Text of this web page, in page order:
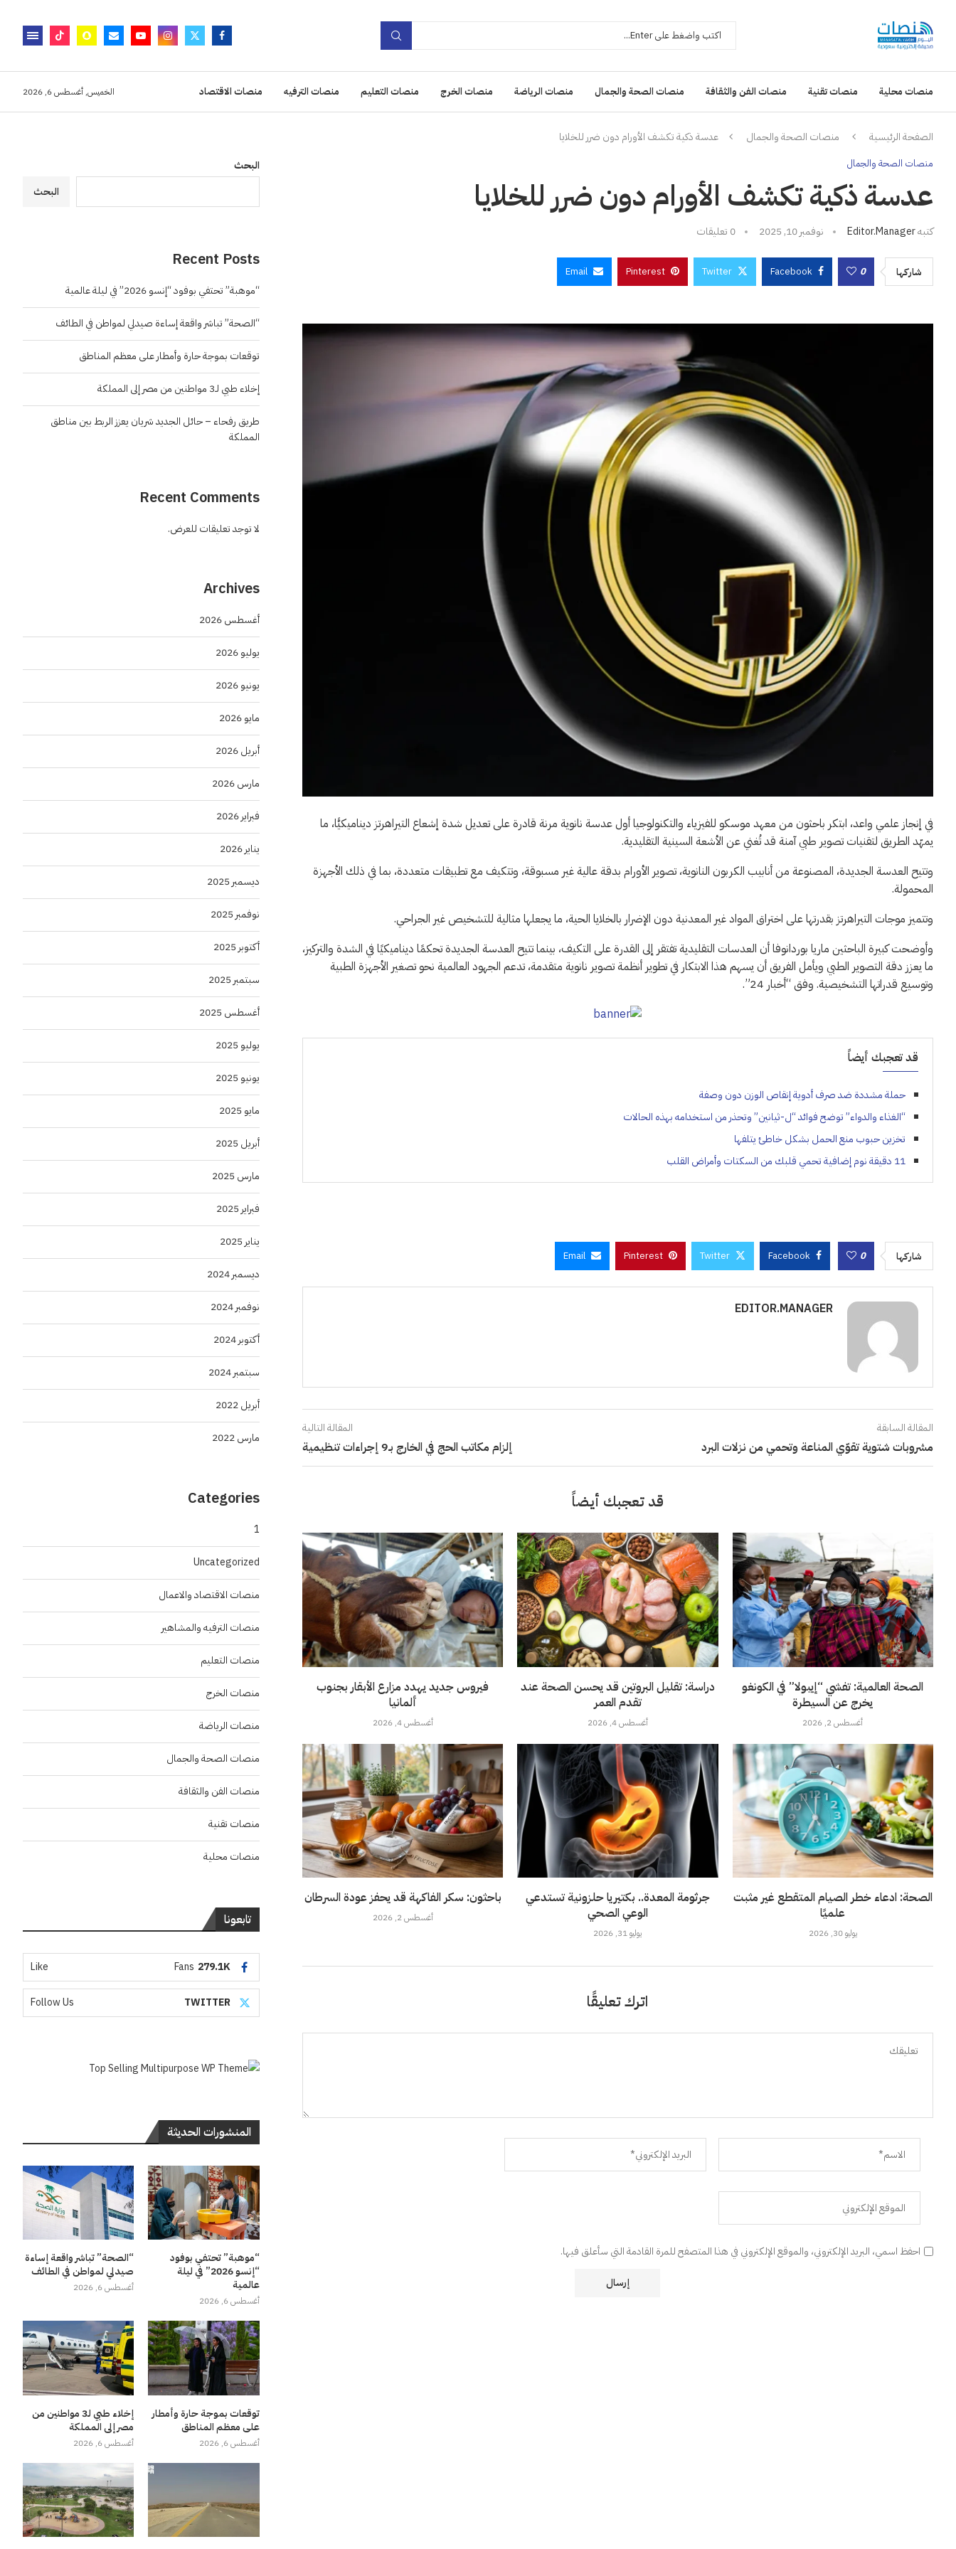
منصات محلية منصات تقنية منصات الفن والثقافة منصات الصحة والجمال منصات الرياضة منصات الخرج منصات التعليم منصات الترفيه منصات الاقتصاد الخميس, أغسطس 6, 2026
الصفحة الرئيسية منصات الصحة والجمال عدسة ذكية تكشف الأورام دون ضرر للخلايا
منصات الصحة والجمال
عدسة ذكية تكشف الأورام دون ضرر للخلايا
كتبهEditor.manager نوفمبر 10, 2025 0 تعليقات
شاركها 0
Facebook
Twitter
Pinterest
Email
في إنجاز علمي واعد، ابتكر باحثون من معهد موسكو للفيزياء والتكنولوجيا أول عدسة نانوية مرنة قادرة على تعديل شدة إشعاع التيراهرتز ديناميكيًّا، ما
يمهّد الطريق لتقنيات تصوير طبي آمنة قد تُغني عن الأشعة السينية التقليدية.
وتتيح العدسة الجديدة، المصنوعة من أنابيب الكربون النانوية، تصوير الأورام بدقة عالية غير مسبوقة، وتتكيف مع تطبيقات متعددة، بما في ذلك الأجهزة
المحمولة.
وتتميز موجات التيراهرتز بقدرتها على اختراق المواد غير المعدنية دون الإضرار بالخلايا الحية، ما يجعلها مثالية للتشخيص غير الجراحي.
وأوضحت كبيرة الباحثين ماريا بوردانوفا أن العدسات التقليدية تفتقر إلى القدرة على التكيف، بينما تتيح العدسة الجديدة تحكمًا ديناميكيًا في الشدة والتركيز،
ما يعزز دقة التصوير الطبي ويأمل الفريق أن يسهم هذا الابتكار في تطوير أنظمة تصوير نانوية متقدمة، تدعم الجهود العالمية نحو تصغير الأجهزة الطبية
وتوسيع قدراتها التشخيصية. وفق “أخبار 24”.
قد تعجبك أيضاً
حملة مشددة ضد صرف أدوية إنقاص الوزن دون وصفة
“الغذاء والدواء” توضح فوائد “ل-ثيانين” وتحذر من استخدامه بهذه الحالات
تخزين حبوب منع الحمل بشكل خاطئ يتلفها
11 دقيقة نوم إضافية تحمي قلبك من السكتات وأمراض القلب
شاركها 0
Facebook
Twitter
Pinterest
Email
EDITOR.MANAGER
المقالة السابقة
مشروبات شتوية تقوّي المناعة وتحمي من نزلات البرد
المقالة التالية
إلزام مكاتب الحج في الخارج بـ9 إجراءات تنظيمية
قد تعجبك أيضاً
فيروس جديد يهدد مزارع الأبقار بجنوب
ألمانيا
أغسطس 4, 2026
دراسة: تقليل البروتين قد يحسن الصحة عند
تقدم العمر
أغسطس 4, 2026
الصحة العالمية: تفشي “إيبولا” في الكونغو
يخرج عن السيطرة
أغسطس 2, 2026
باحثون: سكر الفاكهة قد يحفز عودة السرطان
أغسطس 2, 2026
جرثومة المعدة.. بكتيريا حلزونية تستدعي
الوعي الصحي
يوليو 31, 2026
الصحة: ادعاء خطر الصيام المتقطع غير مثبت
علميًا
يوليو 30, 2026
اترك تعليقًا
احفظ اسمي، البريد الإلكتروني، والموقع الإلكتروني في هذا المتصفح للمرة القادمة التي سأعلق فيها.
البحث
البحث
Recent Posts
“موهبة” تحتفي بوفود “إنسو 2026” في ليلة عالمية
“الصحة” تباشر واقعة إساءة صيدلي لمواطن في الطائف
توقعات بموجة حارة وأمطار على معظم المناطق
إخلاء طبي لـ3 مواطنين من مصر إلى المملكة
طريق رفحاء – حائل الجديد شريان يعزز الربط بين مناطق
المملكة
Recent Comments
لا توجد تعليقات للعرض.
Archives
أغسطس 2026
يوليو 2026
يونيو 2026
مايو 2026
أبريل 2026
مارس 2026
فبراير 2026
يناير 2026
ديسمبر 2025
نوفمبر 2025
أكتوبر 2025
سبتمبر 2025
أغسطس 2025
يوليو 2025
يونيو 2025
مايو 2025
أبريل 2025
مارس 2025
فبراير 2025
يناير 2025
ديسمبر 2024
نوفمبر 2024
أكتوبر 2024
سبتمبر 2024
أبريل 2022
مارس 2022
Categories
1
Uncategorized
منصات الاقتصاد والاعمال
منصات الترفيه والمشاهير
منصات التعليم
منصات الخرج
منصات الرياضة
منصات الصحة والجمال
منصات الفن والثقافة
منصات تقنية
منصات محلية
تابعونا
279.1K
Fans
Like
TWITTER
Follow Us
المنشورات الحديثة
“موهبة” تحتفي بوفود
“إنسو 2026” في ليلة
عالمية
أغسطس 6, 2026
“الصحة” تباشر واقعة إساءة
صيدلي لمواطن في الطائف
أغسطس 6, 2026
توقعات بموجة حارة وأمطار
على معظم المناطق
أغسطس 6, 2026
إخلاء طبي لـ3 مواطنين من
مصر إلى المملكة
أغسطس 6, 2026